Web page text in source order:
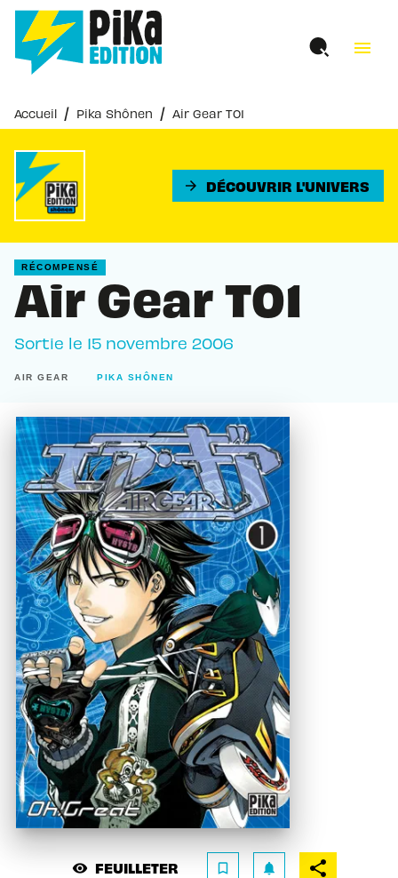
MENU RECHERCHE
PIED DE PAGE
menu
Accueil / Pika Shônen / Air Gear T01
arrow_forward DÉCOUVRIR L'UNIVERS
RÉCOMPENSÉ
Air Gear T01
Sortie le 15 novembre 2006
AIR GEAR PIKA SHÔNEN
visibility FEUILLETER bookmark_border notifications